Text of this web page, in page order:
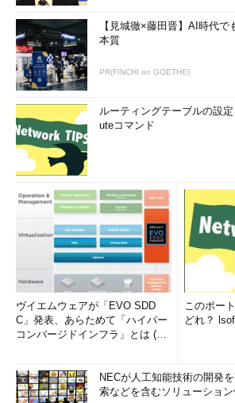
【見城徹×藤田晋】AI時代
本質
PR(FINCHI on GOETHE)
ルーティングテーブルの設
uteコマンド
ヴイエムウェアが「EVO SDD
C」発表、あらためて「ハイパー
コンバージドインフラ」とは (1/
このポー
どれ？
NECが人工知能技術の開発
索などを含むソリューショ